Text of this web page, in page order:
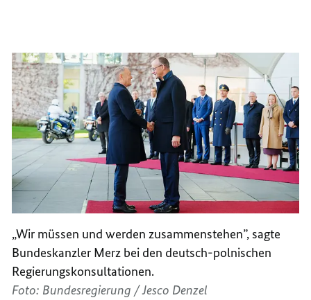
„Wir müssen und werden zusammenstehen”, sagte
Bundeskanzler Merz bei den deutsch-polnischen
Regierungskonsultationen.
Foto: Bundesregierung / Jesco Denzel